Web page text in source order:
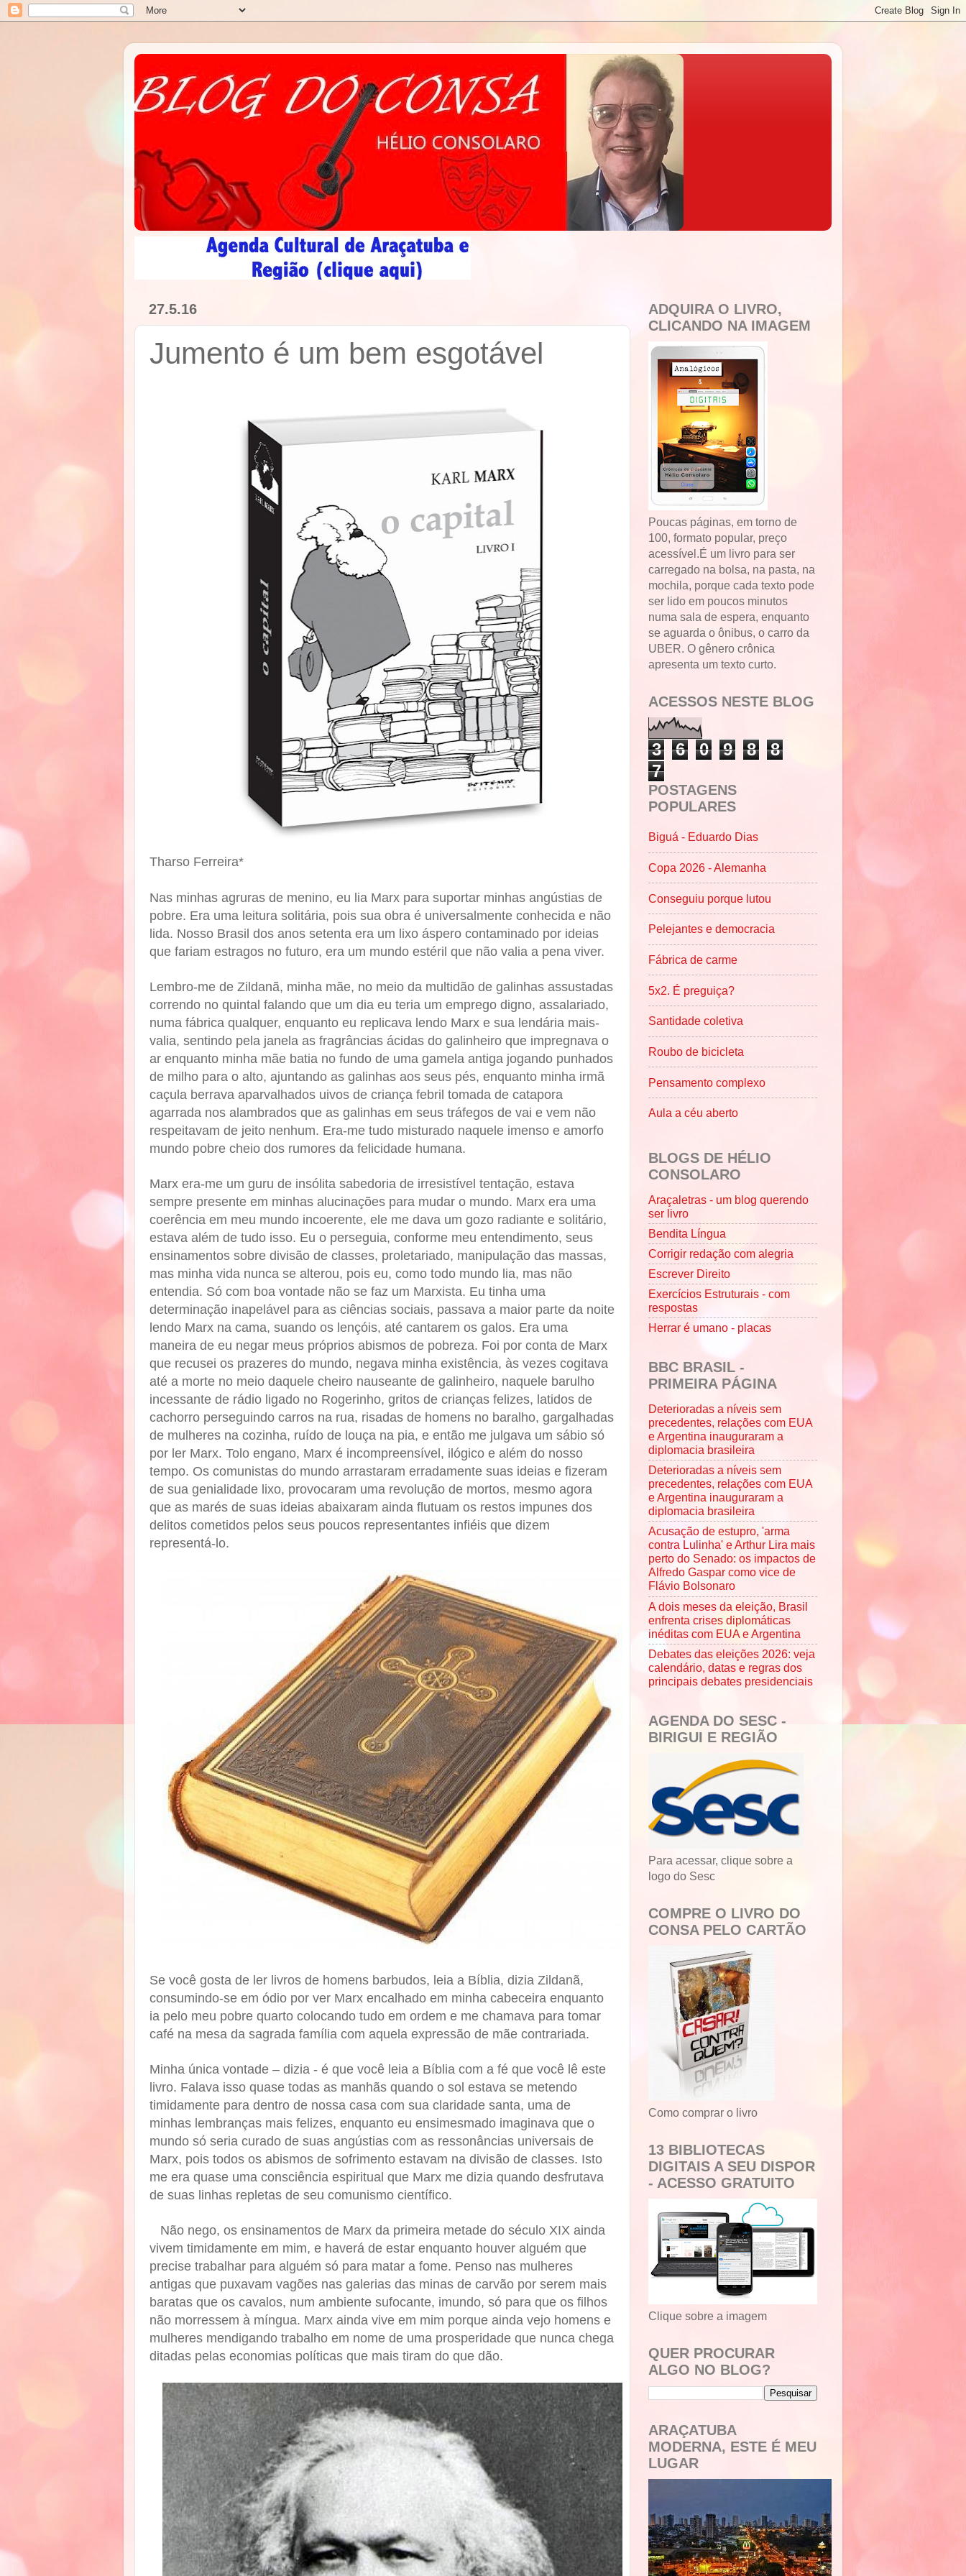
27.5.16
Jumento é um bem esgotável
Tharso Ferreira*
Nas minhas agruras de menino, eu lia Marx para suportar minhas angústias de
pobre. Era uma leitura solitária, pois sua obra é universalmente conhecida e não
lida. Nosso Brasil dos anos setenta era um lixo áspero contaminado por ideias
que fariam estragos no futuro, era um mundo estéril que não valia a pena viver.
Lembro-me de Zildanã, minha mãe, no meio da multidão de galinhas assustadas
correndo no quintal falando que um dia eu teria um emprego digno, assalariado,
numa fábrica qualquer, enquanto eu replicava lendo Marx e sua lendária mais-
valia, sentindo pela janela as fragrâncias ácidas do galinheiro que impregnava o
ar enquanto minha mãe batia no fundo de uma gamela antiga jogando punhados
de milho para o alto, ajuntando as galinhas aos seus pés, enquanto minha irmã
caçula berrava aparvalhados uivos de criança febril tomada de catapora
agarrada nos alambrados que as galinhas em seus tráfegos de vai e vem não
respeitavam de jeito nenhum. Era-me tudo misturado naquele imenso e amorfo
mundo pobre cheio dos rumores da felicidade humana.
Marx era-me um guru de insólita sabedoria de irresistível tentação, estava
sempre presente em minhas alucinações para mudar o mundo. Marx era uma
coerência em meu mundo incoerente, ele me dava um gozo radiante e solitário,
estava além de tudo isso. Eu o perseguia, conforme meu entendimento, seus
ensinamentos sobre divisão de classes, proletariado, manipulação das massas,
mas minha vida nunca se alterou, pois eu, como todo mundo lia, mas não
entendia. Só com boa vontade não se faz um Marxista. Eu tinha uma
determinação inapelável para as ciências sociais, passava a maior parte da noite
lendo Marx na cama, suando os lençóis, até cantarem os galos. Era uma
maneira de eu negar meus próprios abismos de pobreza. Foi por conta de Marx
que recusei os prazeres do mundo, negava minha existência, às vezes cogitava
até a morte no meio daquele cheiro nauseante de galinheiro, naquele barulho
incessante de rádio ligado no Rogerinho, gritos de crianças felizes, latidos de
cachorro perseguindo carros na rua, risadas de homens no baralho, gargalhadas
de mulheres na cozinha, ruído de louça na pia, e então me julgava um sábio só
por ler Marx. Tolo engano, Marx é incompreensível, ilógico e além do nosso
tempo. Os comunistas do mundo arrastaram erradamente suas ideias e fizeram
de sua genialidade lixo, provocaram uma revolução de mortos, mesmo agora
que as marés de suas ideias abaixaram ainda flutuam os restos impunes dos
delitos cometidos pelos seus poucos representantes infiéis que dizem
representá-lo.
Se você gosta de ler livros de homens barbudos, leia a Bíblia, dizia Zildanã,
consumindo-se em ódio por ver Marx encalhado em minha cabeceira enquanto
ia pelo meu pobre quarto colocando tudo em ordem e me chamava para tomar
café na mesa da sagrada família com aquela expressão de mãe contrariada.
Minha única vontade – dizia - é que você leia a Bíblia com a fé que você lê este
livro. Falava isso quase todas as manhãs quando o sol estava se metendo
timidamente para dentro de nossa casa com sua claridade santa, uma de
minhas lembranças mais felizes, enquanto eu ensimesmado imaginava que o
mundo só seria curado de suas angústias com as ressonâncias universais de
Marx, pois todos os abismos de sofrimento estavam na divisão de classes. Isto
me era quase uma consciência espiritual que Marx me dizia quando desfrutava
de suas linhas repletas de seu comunismo científico.
Não nego, os ensinamentos de Marx da primeira metade do século XIX ainda
vivem timidamente em mim, e haverá de estar enquanto houver alguém que
precise trabalhar para alguém só para matar a fome. Penso nas mulheres
antigas que puxavam vagões nas galerias das minas de carvão por serem mais
baratas que os cavalos, num ambiente sufocante, imundo, só para que os filhos
não morressem à míngua. Marx ainda vive em mim porque ainda vejo homens e
mulheres mendigando trabalho em nome de uma prosperidade que nunca chega
ditadas pelas economias políticas que mais tiram do que dão.
ADQUIRA O LIVRO,
CLICANDO NA IMAGEM
Poucas páginas, em torno de
100, formato popular, preço
acessível.É um livro para ser
carregado na bolsa, na pasta, na
mochila, porque cada texto pode
ser lido em poucos minutos
numa sala de espera, enquanto
se aguarda o ônibus, o carro da
UBER. O gênero crônica
apresenta um texto curto.
ACESSOS NESTE BLOG
3 6 0 9 8
8
7
POSTAGENS
POPULARES
Biguá - Eduardo Dias
Copa 2026 - Alemanha
Conseguiu porque lutou
Pelejantes e democracia
Fábrica de carme
5x2. É preguiça?
Santidade coletiva
Roubo de bicicleta
Pensamento complexo
Aula a céu aberto
BLOGS DE HÉLIO
CONSOLARO
Araçaletras - um blog querendo
ser livro
Bendita Língua
Corrigir redação com alegria
Escrever Direito
Exercícios Estruturais - com
respostas
Herrar é umano - placas
BBC BRASIL -
PRIMEIRA PÁGINA
Deterioradas a níveis sem
precedentes, relações com EUA
e Argentina inauguraram a
diplomacia brasileira
Deterioradas a níveis sem
precedentes, relações com EUA
e Argentina inauguraram a
diplomacia brasileira
Acusação de estupro, 'arma
contra Lulinha' e Arthur Lira mais
perto do Senado: os impactos de
Alfredo Gaspar como vice de
Flávio Bolsonaro
A dois meses da eleição, Brasil
enfrenta crises diplomáticas
inéditas com EUA e Argentina
Debates das eleições 2026: veja
calendário, datas e regras dos
principais debates presidenciais
AGENDA DO SESC -
BIRIGUI E REGIÃO
Para acessar, clique sobre a
logo do Sesc
COMPRE O LIVRO DO
CONSA PELO CARTÃO
Como comprar o livro
13 BIBLIOTECAS
DIGITAIS A SEU DISPOR
- ACESSO GRATUITO
Clique sobre a imagem
QUER PROCURAR
ALGO NO BLOG?
ARAÇATUBA
MODERNA, ESTE É MEU
LUGAR